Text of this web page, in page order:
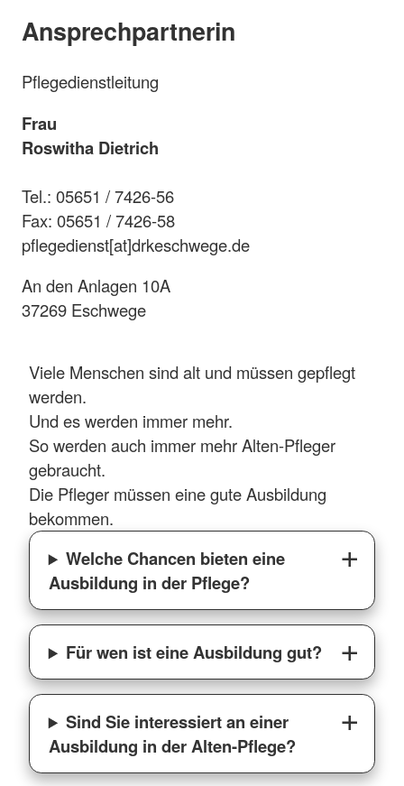
Ansprechpartnerin
Pflegedienstleitung
Frau
Roswitha Dietrich
Tel.: 05651 / 7426-56
Fax: 05651 / 7426-58
pflegedienst[at]drkeschwege.de
An den Anlagen 10A
37269 Eschwege
Viele Menschen sind alt und müssen gepflegt
werden.
Und es werden immer mehr.
So werden auch immer mehr Alten-Pfleger
gebraucht.
Die Pfleger müssen eine gute Ausbildung
bekommen.
Welche Chancen bieten eine
Ausbildung in der Pflege?
Für wen ist eine Ausbildung gut?
Sind Sie interessiert an einer
Ausbildung in der Alten-Pflege?